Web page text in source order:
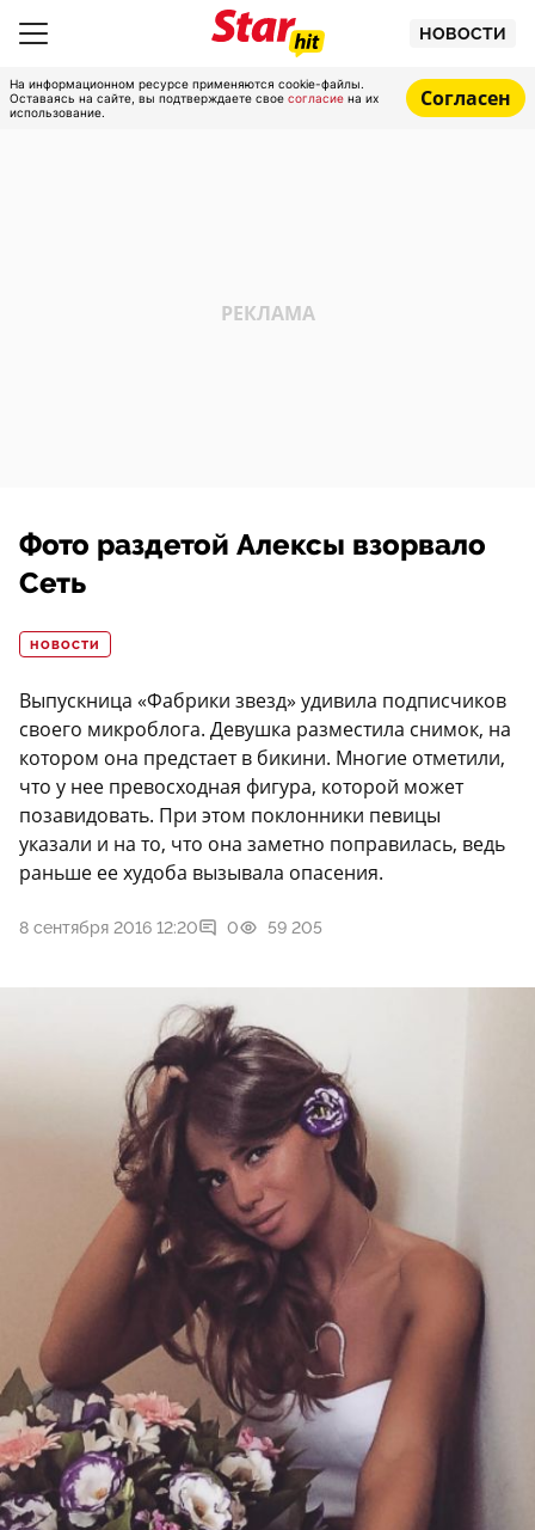
НОВОСТИ
На информационном ресурсе применяются cookie-файлы.
Оставаясь на сайте, вы подтверждаете свое согласие на их
использование.
Согласен
Фото раздетой Алексы взорвало
Сеть
НОВОСТИ
Выпускница «Фабрики звезд» удивила подписчиков
своего микроблога. Девушка разместила снимок, на
котором она предстает в бикини. Многие отметили,
что у нее превосходная фигура, которой может
позавидовать. При этом поклонники певицы
указали и на то, что она заметно поправилась, ведь
раньше ее худоба вызывала опасения.
8 сентября 2016 12:20 0 59 205